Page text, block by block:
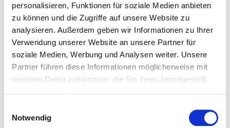
personalisieren, Funktionen für soziale Medien anbieten
zu können und die Zugriffe auf unsere Website zu
analysieren. Außerdem geben wir Informationen zu Ihrer
Verwendung unserer Website an unsere Partner für
soziale Medien, Werbung und Analysen weiter. Unsere
Partner führen diese Informationen möglicherweise mit
weiteren Daten zusammen, die Sie ihnen bereitgestellt
Notwendig
1.3. Um Ihr Widerrufsrecht auszuüben, müssen Sie M3E (M3E
GmbH, Immanuelkirchstrasse 12, 10405 Berlin, 030 403672121,
info@m3e-gmbh.com mittels einer eindeutigen Erklärung (z. B.
ein mit der Post versandter Brief, oder E-Mail) über Ihren
Entschluss, diesen Vertrag zu widerrufen, informieren. Sie
können dafür das beigefügte Muster Widerrufsformular
1.4. Zur Wahrung der Widerrufsfrist reicht es aus, dass Sie die
Mitteilung über die Ausübung des Widerrufsrechts vor Ablauf